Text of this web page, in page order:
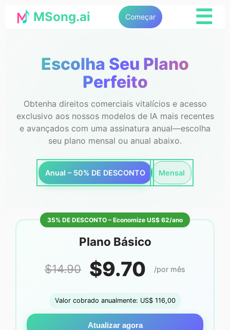
MSong.ai Começar ☰
Escolha Seu Plano
Perfeito
Obtenha direitos comerciais vitalícios e acesso
exclusivo aos nossos modelos de IA mais recentes
e avançados com uma assinatura anual—escolha
seu plano mensal ou anual abaixo.
Anual – 50% DE DESCONTO Mensal
35% DE DESCONTO – Economize US$ 62/ano
Plano Básico
$14.90 $9.70 /por mês
Valor cobrado anualmente: US$ 116,00
Atualizar agora